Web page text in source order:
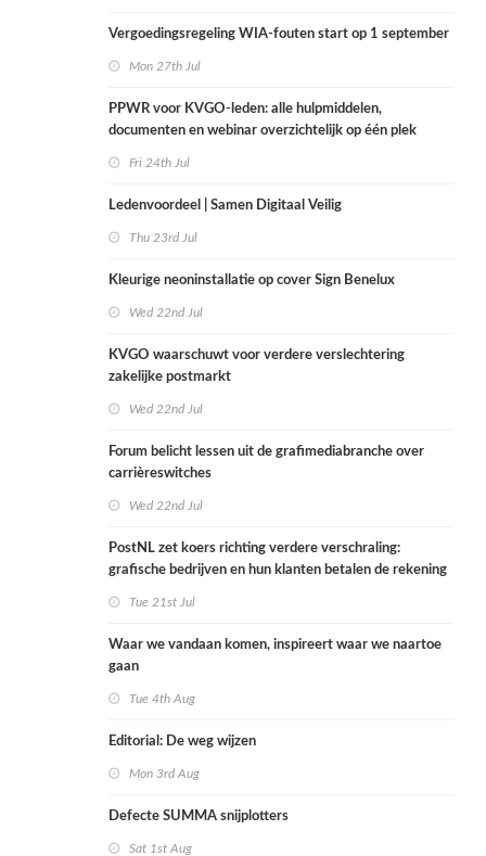
Vergoedingsregeling WIA-fouten start op 1 september
Mon 27th Jul
PPWR voor KVGO-leden: alle hulpmiddelen,
documenten en webinar overzichtelijk op één plek
Fri 24th Jul
Ledenvoordeel | Samen Digitaal Veilig
Thu 23rd Jul
Kleurige neoninstallatie op cover Sign Benelux
Wed 22nd Jul
KVGO waarschuwt voor verdere verslechtering
zakelijke postmarkt
Wed 22nd Jul
Forum belicht lessen uit de grafimediabranche over
carrièreswitches
Wed 22nd Jul
PostNL zet koers richting verdere verschraling:
grafische bedrijven en hun klanten betalen de rekening
Tue 21st Jul
Waar we vandaan komen, inspireert waar we naartoe
gaan
Tue 4th Aug
Editorial: De weg wijzen
Mon 3rd Aug
Defecte SUMMA snijplotters
Sat 1st Aug